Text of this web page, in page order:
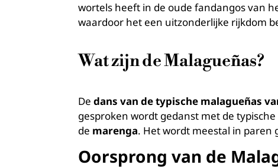
wortels heeft in de oude fandangos van
waardoor het een uitzonderlijke rijkdom
Wat zijn de Malagueñas?
De dans van de typische malagueñas
gesproken wordt gedanst met de
de marenga. Het wordt meestal in paren
Oorsprong van de